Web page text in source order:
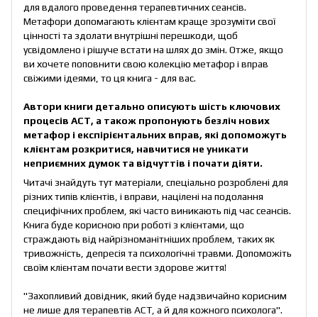
для вдалого проведення терапевтичних сеансів.
Метафори допомагають клієнтам краще зрозуміти свої
цінності та здолати внутрішні перешкоди, щоб
усвідомлено і рішуче встати на шлях до змін. Отже, якщо
ви хочете поповнити свою колекцію метафор і вправ
свіжими ідеями, то ця книга - для вас.
Автори книги детально описують шість ключових
процесів ACT, а також пропонують безліч нових
метафор і експірієнтальних вправ, які допоможуть
клієнтам розкритися, навчитися не уникати
неприємних думок та відчуттів і почати діяти.
Читачі знайдуть тут матеріали, спеціально розроблені для
різних типів клієнтів, і вправи, націлені на подолання
специфічних проблем, які часто виникають під час сеансів.
Книга буде корисною при роботі з клієнтами, що
страждають від найрізноманітніших проблем, таких як
тривожність, депресія та психологічні травми. Допоможіть
своїм клієнтам почати вести здорове життя!
"Захопливий довідник, який буде надзвичайно корисним
не лише для терапевтів ACT, а й для кожного психолога".